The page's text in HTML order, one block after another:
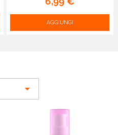
AGGIUNGI
